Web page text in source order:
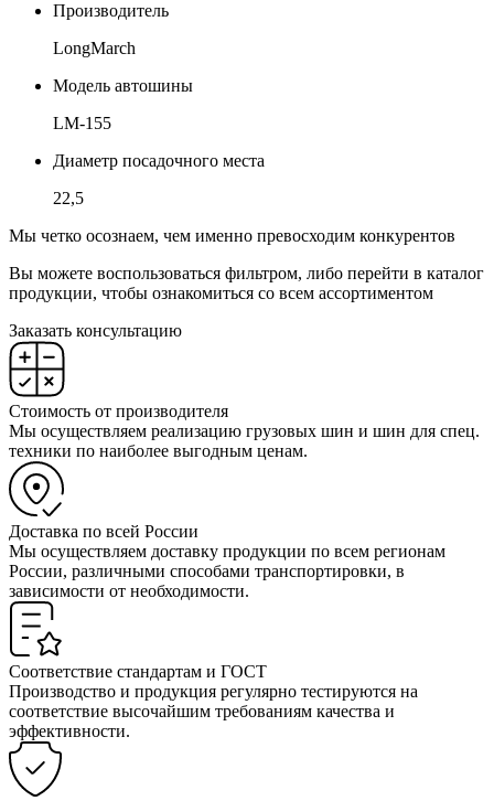
Производитель
LongMarch
Модель автошины
LM-155
Диаметр посадочного места
22,5
Мы четко осознаем, чем именно превосходим конкурентов
Вы можете воспользоваться фильтром, либо перейти в каталог
продукции, чтобы ознакомиться со всем ассортиментом
Заказать консультацию
Стоимость от производителя
Мы осуществляем реализацию грузовых шин и шин для спец.
техники по наиболее выгодным ценам.
Доставка по всей России
Мы осуществляем доставку продукции по всем регионам
России, различными способами транспортировки, в
зависимости от необходимости.
Соответствие стандартам и ГОСТ
Производство и продукция регулярно тестируются на
соответствие высочайшим требованиям качества и
эффективности.